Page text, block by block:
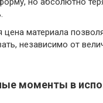
цена материала
независимо от
моменты в